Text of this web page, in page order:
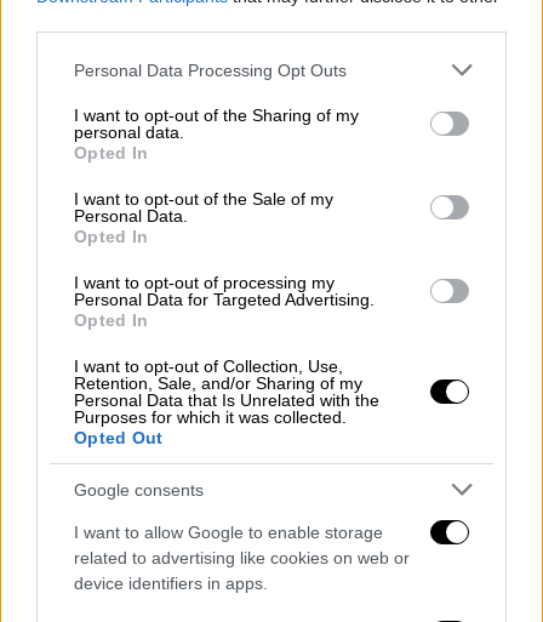
Please note that this website/app uses one or more Google
not limited to your visit or usage behaviour. You may click to
grant or deny consent to Google and its third-party tags to
use your data for below specified purposes in below Google
consent section.
Personal Data Processing Opt Outs
I want to opt-out of the Sharing of my
personal data.
Opted In
I want to opt-out of the Sale of my
Personal Data.
Opted In
I want to opt-out of processing my
Personal Data for Targeted Advertising.
Opted In
I want to opt-out of Collection, Use,
Retention, Sale, and/or Sharing of my
Personal Data that Is Unrelated with the
Purposes for which it was collected.
Opted Out
Google consents
I want to allow Google to enable storage
related to advertising like cookies on web or
device identifiers in apps.
Δομέστικο της Ανατολής και παράγγειλε
στις Αρχές της Βασιλεύουσας να τον
Και οι μάχες και οι κατακτήσεις
συνεχίστηκαν. Οι στρατιώτες πολεμούσαν, ο
Νικηφόρος Φωκάς νικούσε, αλλά η δυσφορία
του στρατεύματος για τις αδιάκοπες
εκστρατείες έφεραν τα πάνω κάτω…
κυριολεκτικά.